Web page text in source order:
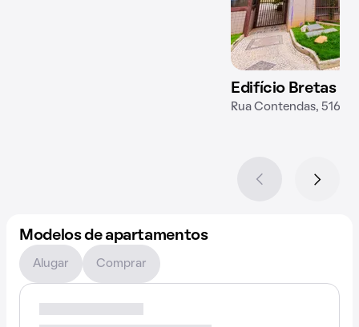
Edifício Bretas
Rua Contendas, 516
Modelos de apartamentos
Alugar Comprar